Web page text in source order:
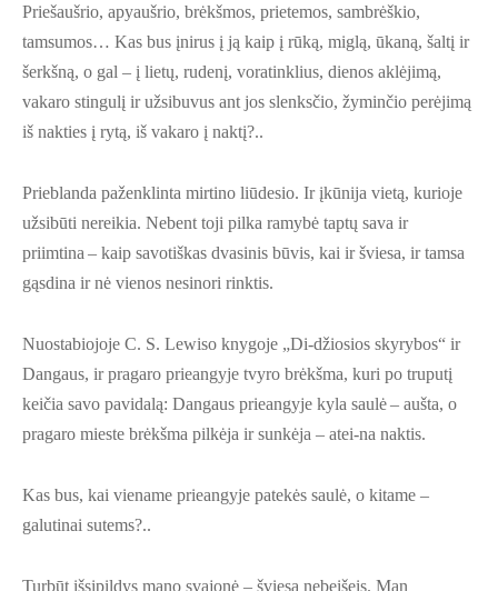
Priešaušrio, apyaušrio, brėkšmos, prietemos, sambrėškio,
tamsumos… Kas bus įnirus į ją kaip į rūką, miglą, ūkaną, šaltį ir
šerkšną, o gal – į lietų, rudenį, voratinklius, dienos aklėjimą,
vakaro stingulį ir užsibuvus ant jos slenksčio, žyminčio perėjimą
iš nakties į rytą, iš vakaro į naktį?..
Prieblanda paženklinta mirtino liūdesio. Ir įkūnija vietą, kurioje
užsibūti nereikia. Nebent toji pilka ramybė taptų sava ir
priimtina – kaip savotiškas dvasinis būvis, kai ir šviesa, ir tamsa
gąsdina ir nė vienos nesinori rinktis.
Nuostabiojoje C. S. Lewiso knygoje „Di-džiosios skyrybos“ ir
Dangaus, ir pragaro prieangyje tvyro brėkšma, kuri po truputį
keičia savo pavidalą: Dangaus prieangyje kyla saulė – aušta, o
pragaro mieste brėkšma pilkėja ir sunkėja – atei-na naktis.
Kas bus, kai viename prieangyje patekės saulė, o kitame –
galutinai sutems?..
Turbūt išsipildys mano svajonė – šviesa nebeišeis. Man